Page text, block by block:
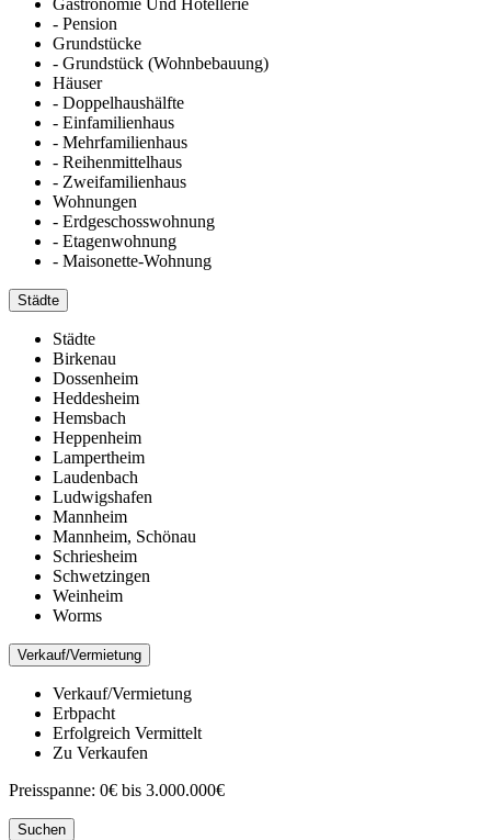
Gastronomie Und Hotellerie
- Pension
Grundstücke
- Grundstück (Wohnbebauung)
Häuser
- Doppelhaushälfte
- Einfamilienhaus
- Mehrfamilienhaus
- Reihenmittelhaus
- Zweifamilienhaus
Wohnungen
- Erdgeschosswohnung
- Etagenwohnung
- Maisonette-Wohnung
Städte
Städte
Birkenau
Dossenheim
Heddesheim
Hemsbach
Heppenheim
Lampertheim
Laudenbach
Ludwigshafen
Mannheim
Mannheim, Schönau
Schriesheim
Schwetzingen
Weinheim
Worms
Verkauf/Vermietung
Verkauf/Vermietung
Erbpacht
Erfolgreich Vermittelt
Zu Verkaufen
Preisspanne: 0€ bis 3.000.000€
Suchen